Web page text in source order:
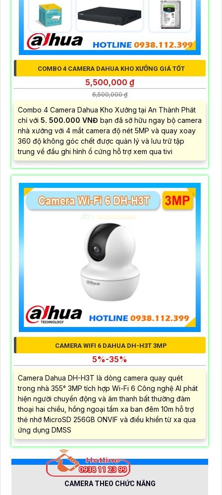
COMBO 4 CAMERA DAHUA KHO XƯỞNG GIÁ TỐT
5,500,000 ₫
6,500,000 ₫
Combo 4 Camera Dahua Kho Xưởng tại An Thành Phát
chỉ với 5. 500.000 VNĐ bạn đã sỡ hữu ngay bộ camera
nhà xưởng với 4 mắt camera độ nét 5MP và quay xoay
360 độ không góc chết được quản lý và lưu trữ tập
trung về đầu ghi hình ổ cứng hỗ trợ xem qua tivi
CAMERA WIFI 6 DAHUA DH-H3T 3MP
5%-35%
Camera Dahua DH-H3T là dòng camera quay quét
trong nhà 355° 3MP tích hợp Wi-Fi 6 Công nghệ AI phát
hiện người chuyển động và âm thanh bất thường đàm
thoại hai chiều, hồng ngoại tầm xa ban đêm 10m hỗ trợ
thẻ nhớ MicroSD 256GB ONVIF và điều khiển từ xa qua
ứng dụng DMSS
CAMERA THEO CHỨC NĂNG